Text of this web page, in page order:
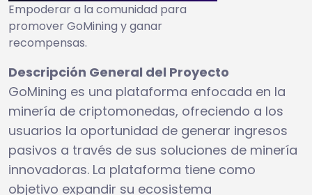
Empoderar a la comunidad para
promover GoMining y ganar
recompensas.
Descripción General del Proyecto
GoMining es una plataforma enfocada en la
minería de criptomonedas, ofreciendo a los
usuarios la oportunidad de generar ingresos
pasivos a través de sus soluciones de minería
innovadoras. La plataforma tiene como
objetivo expandir su ecosistema